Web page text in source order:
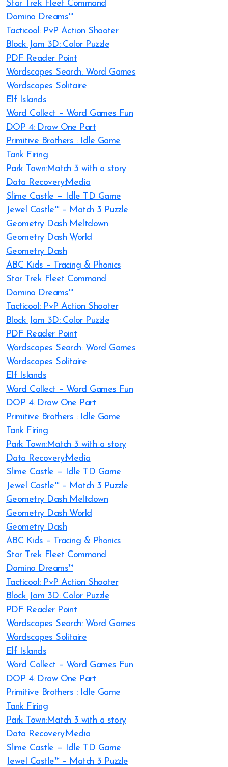
Star Trek Fleet Command
Domino Dreams™
Tacticool: PvP Action Shooter
Block Jam 3D: Color Puzzle
PDF Reader Point
Wordscapes Search: Word Games
Wordscapes Solitaire
Elf Islands
Word Collect – Word Games Fun
DOP 4: Draw One Part
Primitive Brothers : Idle Game
Tank Firing
Park Town:Match 3 with a story
Data Recovery:Media
Slime Castle — Idle TD Game
Jewel Castle™ – Match 3 Puzzle
Geometry Dash Meltdown
Geometry Dash World
Geometry Dash
ABC Kids – Tracing & Phonics
Star Trek Fleet Command
Domino Dreams™
Tacticool: PvP Action Shooter
Block Jam 3D: Color Puzzle
PDF Reader Point
Wordscapes Search: Word Games
Wordscapes Solitaire
Elf Islands
Word Collect – Word Games Fun
DOP 4: Draw One Part
Primitive Brothers : Idle Game
Tank Firing
Park Town:Match 3 with a story
Data Recovery:Media
Slime Castle — Idle TD Game
Jewel Castle™ – Match 3 Puzzle
Geometry Dash Meltdown
Geometry Dash World
Geometry Dash
ABC Kids – Tracing & Phonics
Star Trek Fleet Command
Domino Dreams™
Tacticool: PvP Action Shooter
Block Jam 3D: Color Puzzle
PDF Reader Point
Wordscapes Search: Word Games
Wordscapes Solitaire
Elf Islands
Word Collect – Word Games Fun
DOP 4: Draw One Part
Primitive Brothers : Idle Game
Tank Firing
Park Town:Match 3 with a story
Data Recovery:Media
Slime Castle — Idle TD Game
Jewel Castle™ – Match 3 Puzzle